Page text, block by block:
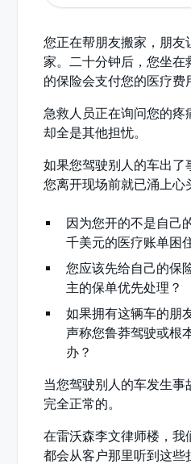
您正在帮朋友搬家，朋友
家。二十分钟后，您坐在
的保险会支付您的医疗费
急救人员正在询问您的疼
却全是其他担忧。
如果您驾驶别人的车出了
您离开现场前就已涌上心
因为您开的不是自己
千美元的医疗账单困
您应该先给自己的保
主的保单优先处理？
如果拥有这辆车的朋
声称您鲁莽驾驶或根
办？
当您驾驶别人的车发生事
完全正常的。
在雷沃森李文律师楼，我
都会从客户那里听到这些
主要保险：车主的保
次要保险：您自己的
第三方保险：过错